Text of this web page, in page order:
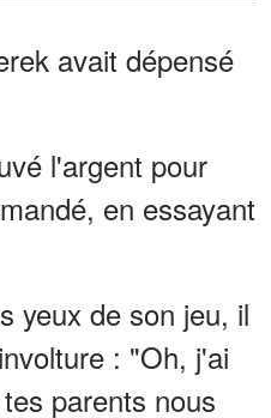
avait dépensé
l'argent pour
en essayant
yeux de son jeu, il
: "Oh, j'ai
parents nous